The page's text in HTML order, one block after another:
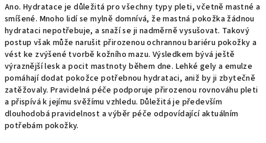
Ano. Hydratace je důležitá pro všechny typy pleti, včetně mastné a
smíšené. Mnoho lidí se mylně domnívá, že mastná pokožka žádnou
hydrataci nepotřebuje, a snaží se ji nadměrně vysušovat. Takový
postup však může narušit přirozenou ochrannou bariéru pokožky a
vést ke zvýšené tvorbě kožního mazu. Výsledkem bývá ještě
výraznější lesk a pocit mastnoty během dne. Lehké gely a emulze
pomáhají dodat pokožce potřebnou hydrataci, aniž by ji zbytečně
zatěžovaly. Pravidelná péče podporuje přirozenou rovnováhu pleti
a přispívá k jejímu svěžímu vzhledu. Důležitá je především
dlouhodobá pravidelnost a výběr péče odpovídající aktuálním
potřebám pokožky.